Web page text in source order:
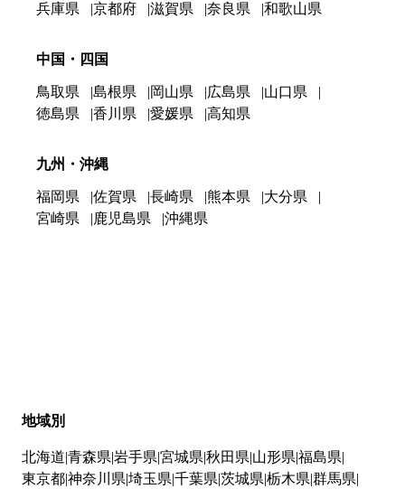
兵庫県
京都府 滋賀県 奈良県 和歌山県
中国・四国
鳥取県 島根県 岡山県 広島県
山口県
徳島県
香川県 愛媛県 高知県
九州・沖縄
福岡県 佐賀県 長崎県 熊本県
大分県
宮崎県
鹿児島県 沖縄県
地域別
北海道 青森県 岩手県 宮城県 秋田県 山形県 福島県
東京都神奈川県 埼玉県 千葉県 茨城県 栃木県 群馬県